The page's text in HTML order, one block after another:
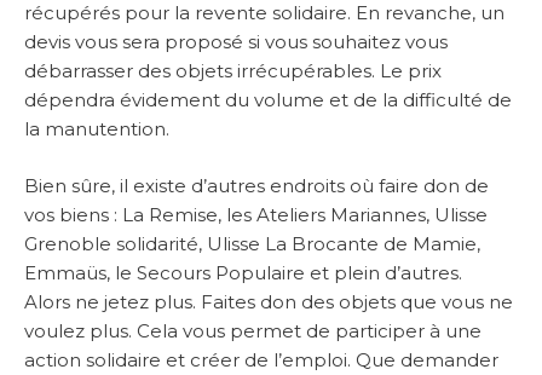
récupérés pour la revente solidaire. En revanche, un
devis vous sera proposé si vous souhaitez vous
débarrasser des objets irrécupérables. Le prix
dépendra évidement du volume et de la difficulté de
la manutention.
Bien sûre, il existe d’autres endroits où faire don de
vos biens : La Remise, les Ateliers Mariannes, Ulisse
Grenoble solidarité, Ulisse La Brocante de Mamie,
Emmaüs, le Secours Populaire et plein d’autres.
Alors ne jetez plus. Faites don des objets que vous ne
voulez plus. Cela vous permet de participer à une
action solidaire et créer de l’emploi. Que demander